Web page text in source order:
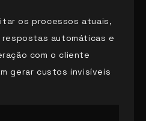
os processos atuais,
respostas automáticas e
com o cliente
gerar custos invisíveis